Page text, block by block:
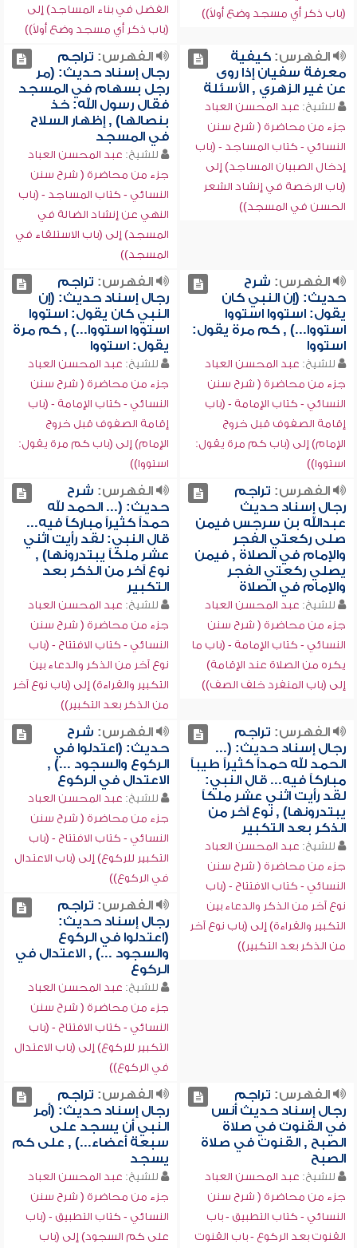
(باب ذكر أي مسجد وضع أولاً))
الفضل في بناء المساجد) إلى
(باب ذكر أي مسجد وضع أولاً))
الفهرس:كيفية
معرفة سفيان إذا روى
عن غير الزهري , الأسئلة
للشيخ: عبد المحسن العباد
جزء من محاضرة ( شرح سنن
النسائي - كتاب المساجد - (باب
إدخال الصبيان المساجد) إلى
(باب الرخصة في إنشاد الشعر
الحسن في المسجد))
الفهرس: تراجم
رجال إسناد حديث: (مر
رجل بسهام في المسجد
فقال رسول الله: خذ
بنصالها) , إظهار السلاح
في المسجد
للشيخ: عبد المحسن العباد
جزء من محاضرة ( شرح سنن
النسائي - كتاب المساجد - (باب
النهي عن إنشاد الضالة في
المسجد) إلى (باب الاستلقاء في
المسجد))
الفهرس: شرح
حديث: (إن النبي كان
يقول: استووا استووا
استووا...) , كم مرة يقول:
استووا
للشيخ: عبد المحسن العباد
جزء من محاضرة ( شرح سنن
النسائي - كتاب الإمامة - (باب
إقامة الصفوف قبل خروج
الإمام) إلى (باب كم مرة يقول:
استووا))
الفهرس: تراجم
رجال إسناد حديث: (إن
النبي كان يقول: استووا
استووا استووا...) , كم مرة
يقول: استووا
للشيخ: عبد المحسن العباد
جزء من محاضرة ( شرح سنن
النسائي - كتاب الإمامة - (باب
إقامة الصفوف قبل خروج
الإمام) إلى (باب كم مرة يقول:
استووا))
الفهرس: تراجم
رجال إسناد حديث
عبدالله بن سرجس فيمن
صلى ركعتي الفجر
والإمام في الصلاة , فيمن
يصلي ركعتي الفجر
والإمام في الصلاة
للشيخ: عبد المحسن العباد
جزء من محاضرة ( شرح سنن
النسائي - كتاب الإمامة - (باب ما
يكره من الصلاة عند الإقامة)
إلى (باب المنفرد خلف الصف))
الفهرس: شرح
حديث: (... الحمد لله
حمداً كثيراً مباركاً فيه...
قال النبي: لقد رأيت اثني
عشر ملكاً يبتدرونها) ,
نوع آخر من الذكر بعد
التكبير
للشيخ: عبد المحسن العباد
جزء من محاضرة ( شرح سنن
النسائي - كتاب الافتتاح - (باب
نوع آخر من الذكر والدعاء بين
التكبير والقراءة) إلى (باب نوع آخر
من الذكر بعد التكبير))
الفهرس: تراجم
رجال إسناد حديث: (...
الحمد لله حمداً كثيراً طيباً
مباركاً فيه... قال النبي:
لقد رأيت اثني عشر ملكاً
يبتدرونها) , نوع آخر من
الذكر بعد التكبير
للشيخ: عبد المحسن العباد
جزء من محاضرة ( شرح سنن
النسائي - كتاب الافتتاح - (باب
نوع آخر من الذكر والدعاء بين
التكبير والقراءة) إلى (باب نوع آخر
من الذكر بعد التكبير))
الفهرس: شرح
حديث: (اعتدلوا في
الركوع والسجود ...) ,
الاعتدال في الركوع
للشيخ: عبد المحسن العباد
جزء من محاضرة ( شرح سنن
النسائي - كتاب الافتتاح - (باب
التكبير للركوع) إلى (باب الاعتدال
في الركوع))
الفهرس: تراجم
رجال إسناد حديث:
(اعتدلوا في الركوع
والسجود ...) , الاعتدال في
الركوع
للشيخ: عبد المحسن العباد
جزء من محاضرة ( شرح سنن
النسائي - كتاب الافتتاح - (باب
التكبير للركوع) إلى (باب الاعتدال
في الركوع))
الفهرس: تراجم
رجال إسناد حديث أنس
في القنوت في صلاة
الصبح , القنوت في صلاة
الصبح
للشيخ: عبد المحسن العباد
جزء من محاضرة ( شرح سنن
النسائي - كتاب التطبيق - باب
القنوت بعد الركوع - باب القنوت
الفهرس: تراجم
رجال إسناد حديث: (أمر
النبي أن يسجد على
سبعة أعضاء...) , على كم
يسجد
للشيخ: عبد المحسن العباد
جزء من محاضرة ( شرح سنن
النسائي - كتاب التطبيق - (باب
على كم السجود) إلى (باب